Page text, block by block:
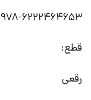
‭978-6222464653‬
قطع:
رقعی